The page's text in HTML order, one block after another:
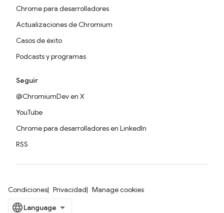
Chrome para desarrolladores
Actualizaciones de Chromium
Casos de éxito
Podcasts y programas
Seguir
@ChromiumDev en X
YouTube
Chrome para desarrolladores en LinkedIn
RSS
Condiciones Privacidad Manage cookies